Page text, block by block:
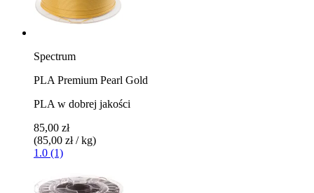
Spectrum
PLA Premium Pearl Gold
PLA w dobrej jakości
85,00 zł
(85,00 zł / kg)
1.0 (1)